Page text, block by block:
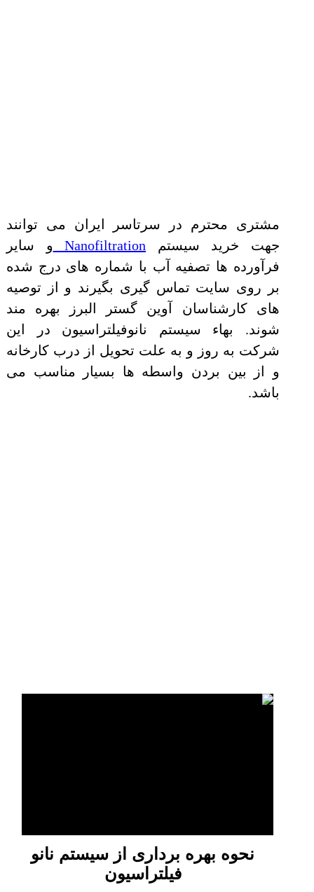
مشتری محترم در سرتاسر ایران می توانند
جهت خرید سیستم Nanofiltration
و سایر
فرآورده ها تصفیه آب با شماره های درج شده
بر روی سایت تماس‌ گیری بگیرند و از توصیه
های کارشناسان آوین گستر البرز بهره مند
شوند. بهاء سیستم نانوفیلتراسیون در این
شرکت به روز و به علت تحویل از درب کارخانه
و از بین بردن واسطه ها بسیار مناسب می
باشد.
نحوه بهره برداری از سیستم نانو
فیلتراسیون